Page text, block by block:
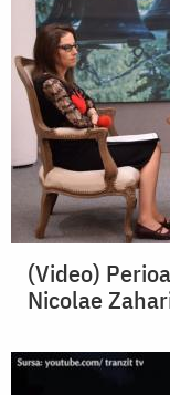
(Video)
Nicolae